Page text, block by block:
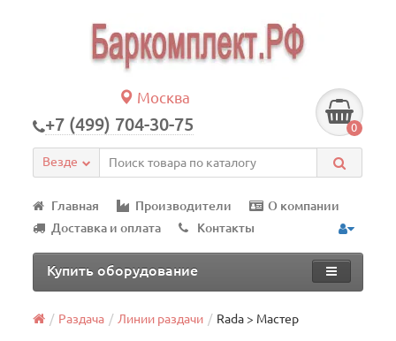
Москва
+7 (499) 704-30-75 0
Везде
Главная Производители
О компании
Доставка и оплата
Контакты
Купить оборудование
Раздача Линии раздачи Rada > Мастер